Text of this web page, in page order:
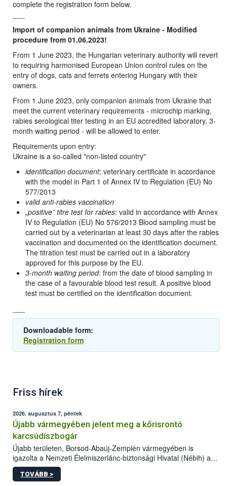
complete the registration form below.
Import of companion animals from Ukraine - Modified
procedure from 01.06.2023!
From 1 June 2023, the Hungarian veterinary authority will revert
to requiring harmonised European Union control rules on the
entry of dogs, cats and ferrets entering Hungary with their
owners.
From 1 June 2023, only companion animals from Ukraine that
meet the current veterinary requirements - microchip marking,
rabies serological titer testing in an EU accredited laboratory, 3-
month waiting period - will be allowed to enter.
Requirements upon entry:
Ukraine is a so-called "non-listed country"
identification document: veterinary certificate in accordance
with the model in Part 1 of Annex IV to Regulation (EU) No
577/2013
valid anti-rabies vaccination
„positive” titre test for rabies: valid in accordance with Annex
IV to Regulation (EU) No 576/2013 Blood sampling must be
carried out by a veterinarian at least 30 days after the rabies
vaccination and documented on the identification document.
The titration test must be carried out in a laboratory
approved for this purpose by the EU.
3-month waiting period: from the date of blood sampling in
the case of a favourable blood test result. A positive blood
test must be certified on the identification document.
Downloadable form:
Registration form
Friss hírek
2026. augusztus 7, péntek
Újabb vármegyében jelent meg a kőrisrontó
karcsúdíszbogár
Újabb területen, Borsod-Abaúj-Zemplén vármegyében is
igazolta a Nemzeti Élelmiszerlánc-biztonsági Hivatal (Nébih) a
kőrisrontó karcsúdíszbogár (Agrilus planipennis) jelenlétét. A
kártevőt nem csak színcsapdában találták meg, de már fertőzött
TOVÁBB >